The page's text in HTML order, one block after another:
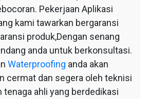
Pekerjaan Aplikasi
kami tawarkan bergaransi
produk,Dengan senang
anda untuk berkonsultasi.
Waterproofing anda akan
cermat dan segera oleh teknisi
tenaga ahli yang berdedikasi